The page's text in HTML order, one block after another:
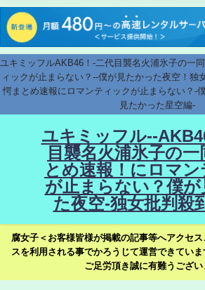
ユキミッフルAKB46！-二代目襲名火浦氷子の一
ィックが止まらない？--僕が見たかった夜空！独
愕まとめ速報にロマンティックが止まらない？-
見たかった星空編-
ユキミッフル--
目襲名火浦氷子の一
とめ速報！にロマン
が止まらない？僕が
た夜空-独女批判殺
腐女子＜お客様皆様が掲載の記事等へアクセ
スを利用される事でかろうじて運営できてい
ご足労頂き誠に有難うござい